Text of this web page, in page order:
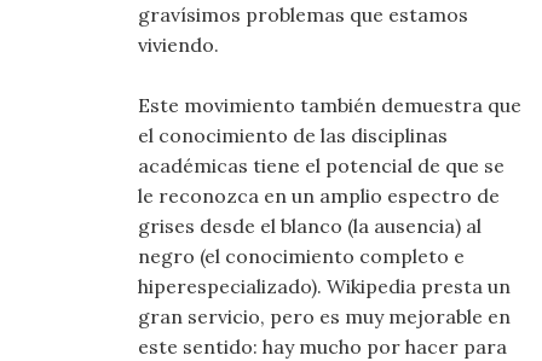
gravísimos problemas que estamos
viviendo.
Este movimiento también demuestra que
el conocimiento de las disciplinas
académicas tiene el potencial de que se
le reconozca en un amplio espectro de
grises desde el blanco (la ausencia) al
negro (el conocimiento completo e
hiperespecializado). Wikipedia presta un
gran servicio, pero es muy mejorable en
este sentido: hay mucho por hacer para